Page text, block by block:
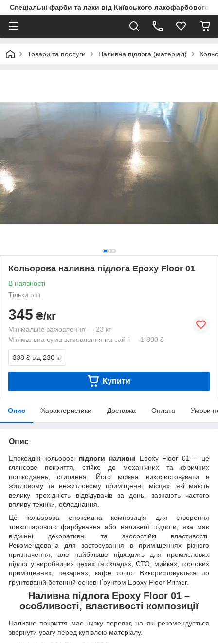
Спеціальні фарби та лаки від Київського
Товари та послуги Наливна підлога (матеріал)
Кольорова наливна підлога Epoxy Floor 01
В наявності
Тільки опт
345 ₴/кг
Мінімальне замовлення — 23 кг
Мінімальна сума замовлення на сайті — 1 800 ₴
338 ₴ від 230 кг
Купити
Опис Характеристики Доставка Оплата Умови
Опис
Епоксидні кольорові підлоги наливні Epoxy Floor 01 – це
глянсове покриття, стійке до механічних та фізичних
пошкоджень, стирання. Його можна використовувати в
житловому та нежитловому приміщенні, місцях, які мають
велику прохідність відвідувачів за день, зазнають частого
впливу техніки, обладнання.
Це кольорова епоксидна композиція для створення
тонкошарового фарбування або наливної підлоги, яка має
відмінні декоративні та зносостійкі властивості.
Рекомендована для застосування в приміщеннях різного
призначення, але найбільше підходить для промислових
підлог у виробничих цехах та складах, СТО, мийках, торгових
приміщеннях, пекарнях, кафе тощо. Використовується по
ґрунтованій бетонній основі Ґрунтом Epoxy Floor Primer.
Наливна підлога Epoxy Floor 01 –
особливості, властивості композиції
Наливне покриття має низку переваг, на які рекомендується
звернути увагу перед купівлею матеріалу.